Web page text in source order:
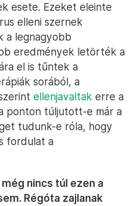
esete. Ezeket eleinte
elleni szernek
a legnagyobb
eredmények letörték a
el is tűntek a
sorából, a
ellenjavaltak erre a
ponton túljutott-e már a
tudunk-e róla, hogy
fordulat a
nincs túl ezen a
Régóta zajlanak